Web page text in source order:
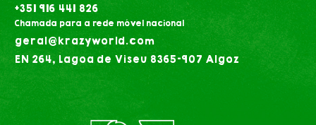
+351 916 441 826
Chamada para a rede móvel nacional
geral@krazyworld.com
EN 264, Lagoa de Viseu 8365-907 Algoz